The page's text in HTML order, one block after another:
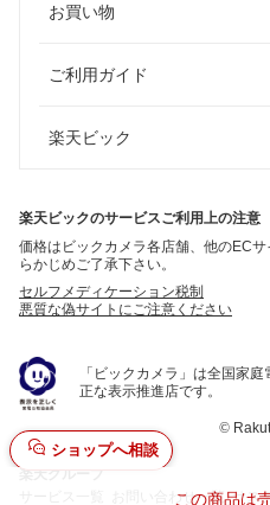
この商品は
ショップへ相談
お買い物
ご利用ガイド
楽天ビック
楽天ビックのサービスご利用上の注意
価格はビックカメラ各店舗、他のEC
らかじめご了承下さい。
セルフメディケーション税制
悪質な偽サイトにご注意ください
「ビックカメラ」は全国家
正な表示推進店です。
©
楽天グループ
お問い合わせ一覧 サス